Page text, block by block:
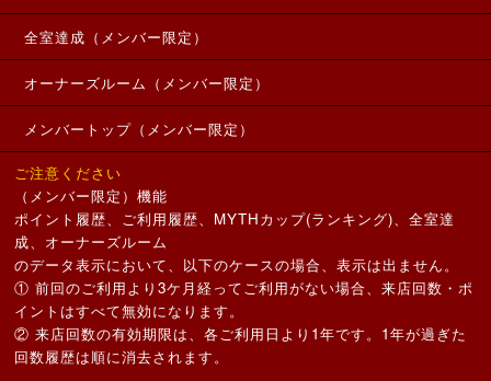
全室達成（メンバー限定）
オーナーズルーム（メンバー限定）
メンバートップ（メンバー限定）
ご注意ください
（メンバー限定）機能
ポイント履歴、ご利用履歴、MYTHカップ(ランキング)、全室達
成、オーナーズルーム
のデータ表示において、以下のケースの場合、表示は出ません。
① 前回のご利用より3ケ月経ってご利用がない場合、来店回数・ポ
イントはすべて無効になります。
② 来店回数の有効期限は、各ご利用日より1年です。1年が過ぎた
回数履歴は順に消去されます。